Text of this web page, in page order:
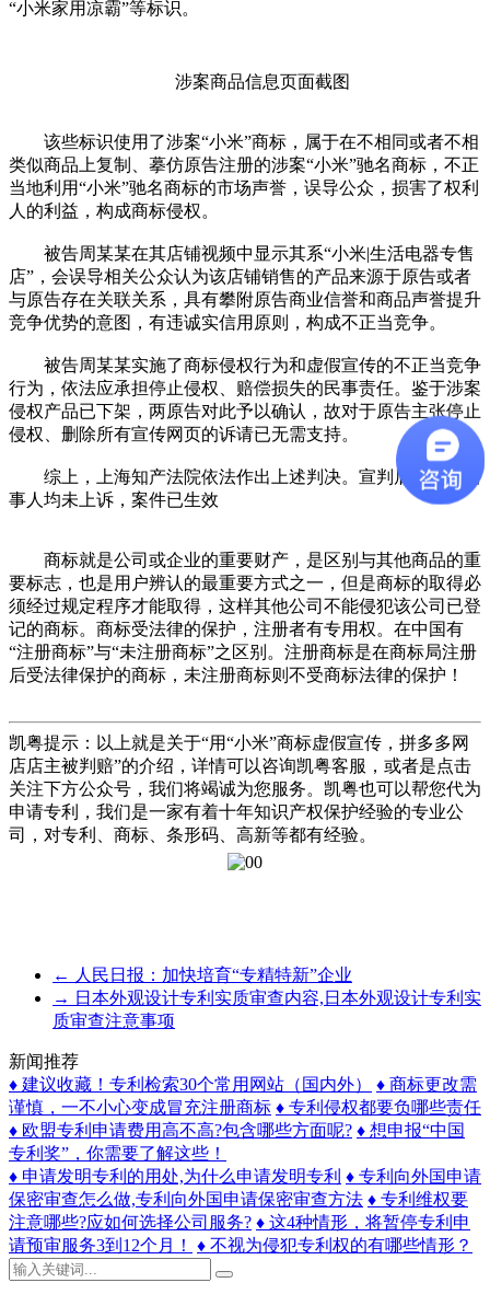
“小米家用凉霸”等标识。
涉案商品信息页面截图
该些标识使用了涉案“小米”商标，属于在不相同或者不相
类似商品上复制、摹仿原告注册的涉案“小米”驰名商标，不正
当地利用“小米”驰名商标的市场声誉，误导公众，损害了权利
人的利益，构成商标侵权。
被告周某某在其店铺视频中显示其系“小米|生活电器专售
店”，会误导相关公众认为该店铺销售的产品来源于原告或者
与原告存在关联关系，具有攀附原告商业信誉和商品声誉提升
竞争优势的意图，有违诚实信用原则，构成不正当竞争。
被告周某某实施了商标侵权行为和虚假宣传的不正当竞争
行为，依法应承担停止侵权、赔偿损失的民事责任。鉴于涉案
侵权产品已下架，两原告对此予以确认，故对于原告主张停止
侵权、删除所有宣传网页的诉请已无需支持。
综上，上海知产法院依法作出上述判决。宣判后，双方当
事人均未上诉，案件已生效
商标就是公司或企业的重要财产，是区别与其他商品的重
要标志，也是用户辨认的最重要方式之一，但是商标的取得必
须经过规定程序才能取得，这样其他公司不能侵犯该公司已登
记的商标。商标受法律的保护，注册者有专用权。在中国有
“注册商标”与“未注册商标”之区别。注册商标是在商标局注册
后受法律保护的商标，未注册商标则不受商标法律的保护！
凯粤提示：以上就是关于“用“小米”商标虚假宣传，拼多多网
店店主被判赔”的介绍，详情可以咨询凯粤客服，或者是点击
关注下方公众号，我们将竭诚为您服务。凯粤也可以帮您代为
申请专利，我们是一家有着十年知识产权保护经验的专业公
司，对专利、商标、条形码、高新等都有经验。
← 人民日报：加快培育“专精特新”企业
→ 日本外观设计专利实质审查内容,日本外观设计专利实
质审查注意事项
新闻推荐
♦ 建议收藏！专利检索30个常用网站（国内外）
♦ 商标更改需
谨慎，一不小心变成冒充注册商标 ♦ 专利侵权都要负哪些责任
♦ 欧盟专利申请费用高不高?包含哪些方面呢? ♦ 想申报“中国
专利奖”，你需要了解这些！
♦ 申请发明专利的用处,为什么申请发明专利 ♦ ​专利向外国申请
保密审查怎么做,专利向外国申请保密审查方法 ♦ 专利维权要
注意哪些?应如何选择公司服务? ♦ 这4种情形，将暂停专利申
请预审服务3到12个月！
♦ 不视为侵犯专利权的有哪些情形？